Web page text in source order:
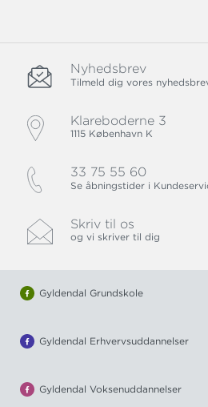
Nyhedsbrev
Tilmeld dig vores
Klareboderne 3
1115 København K
33 75 55 60
Se åbningstider i
Skriv til os
og vi skriver til dig
Gyldendal Grundskole
Gyldendal Erhvervsuddannelser
Gyldendal Voksenuddannelser